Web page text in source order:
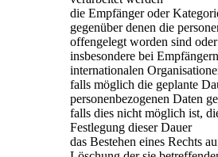
die Empfänger oder
gegenüber denen die
offengelegt worden sind
insbesondere bei
internationalen
falls möglich die geplante
personenbezogenen Daten
falls dies nicht möglich ist,
Festlegung dieser Dauer
das Bestehen eines Rechts